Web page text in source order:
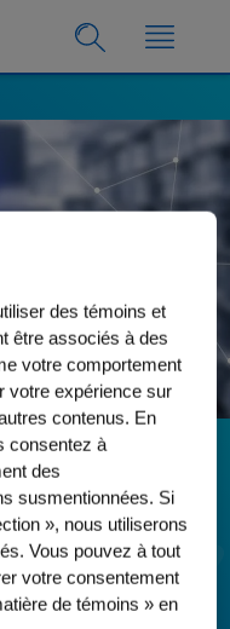
: Timin
des témoins et
être associés à des
votre comportement
votre expérience sur
contenus. En
consentez à
des
susmentionnées. Si
», nous utiliserons
Vous pouvez à tout
votre consentement
de témoins » en